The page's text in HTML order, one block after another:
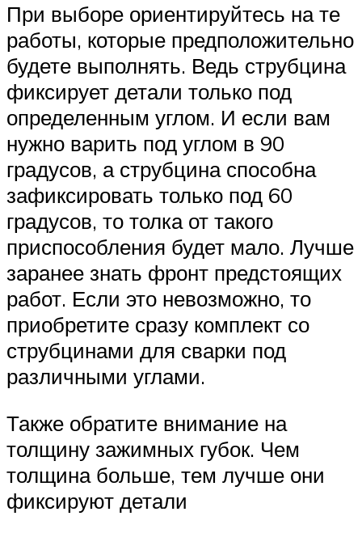
При выборе ориентируйтесь на те
работы, которые предположительно
будете выполнять. Ведь струбцина
фиксирует детали только под
определенным углом. И если вам
нужно варить под углом в 90
градусов, а струбцина способна
зафиксировать только под 60
градусов, то толка от такого
приспособления будет мало. Лучше
заранее знать фронт предстоящих
работ. Если это невозможно, то
приобретите сразу комплект со
струбцинами для сварки под
различными углами.
Также обратите внимание на
толщину зажимных губок. Чем
толщина больше, тем лучше они
фиксируют детали